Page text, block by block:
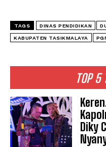
TOP 5
Diky
TAGS DINAS PENDIDIKAN
KABUPATEN TASIKMALAYA